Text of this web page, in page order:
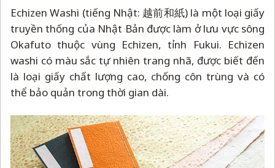
thể bảo quản trong thời gian dài.